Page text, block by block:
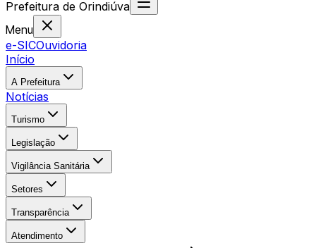
Prefeitura de Orindiúva
Menu
e-SICOuvidoria
Início
A Prefeitura
Notícias
Turismo
Legislação
Vigilância Sanitária
Setores
Transparência
Atendimento